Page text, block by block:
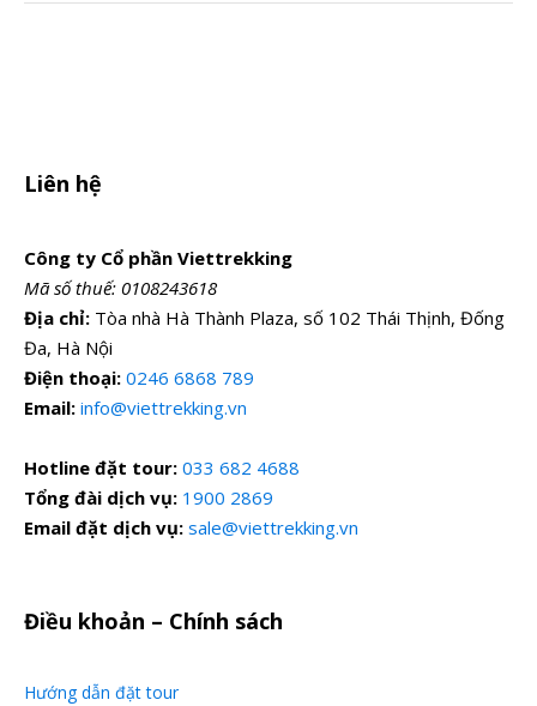
Liên hệ
Công ty Cổ phần Viettrekking
Mã số thuế: 0108243618
Địa chỉ: Tòa nhà Hà Thành Plaza, số 102 Thái Thịnh, Đống
Đa, Hà Nội
Điện thoại: 0246 6868 789
Email: info@viettrekking.vn
Hotline đặt tour: 033 682 4688
Tổng đài dịch vụ: 1900 2869
Email đặt dịch vụ: sale@viettrekking.vn
Điều khoản – Chính sách
Hướng dẫn đặt tour